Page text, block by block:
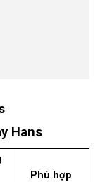
Hans
Phù hợp